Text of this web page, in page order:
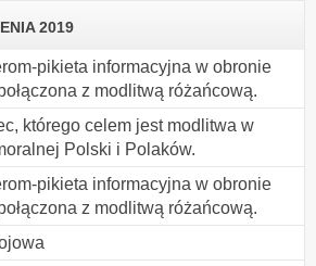
2019
pikieta informacyjna w obronie
z modlitwą różańcową.
którego celem jest modlitwa w
Polski i Polaków.
pikieta informacyjna w obronie
z modlitwą różańcową.